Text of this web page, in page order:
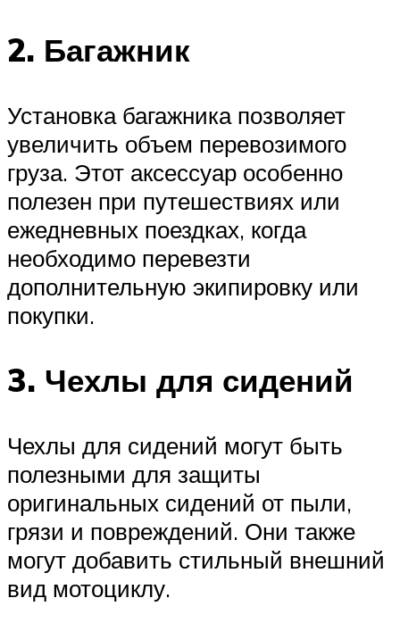
2. Багажник
Установка багажника позволяет
увеличить объем перевозимого
груза. Этот аксессуар особенно
полезен при путешествиях или
ежедневных поездках, когда
необходимо перевезти
дополнительную экипировку или
покупки.
3. Чехлы для сидений
Чехлы для сидений могут быть
полезными для защиты
оригинальных сидений от пыли,
грязи и повреждений. Они также
могут добавить стильный внешний
вид мотоциклу.